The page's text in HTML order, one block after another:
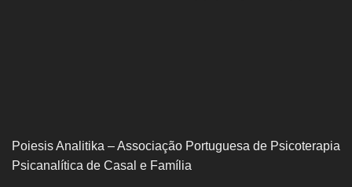
Poiesis Analitika – Associação Portuguesa de Psicoterapia
Psicanalítica de Casal e Família